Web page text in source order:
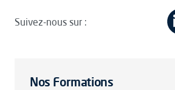
Suivez-nous sur :
Nos Formations